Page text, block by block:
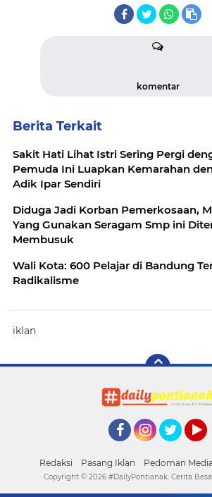
komentar
Berita Terkait
Sakit Hati Lihat Istri Sering Pergi
Pemuda Ini Luapkan Kemarahan
Adik Ipar Sendiri
Diduga Jadi Korban Pemerkosaan, Mayat
Yang Gunakan Seragam Smp ini
Membusuk
Wali Kota: 600 Pelajar di Bandung
Radikalisme
iklan
Redaksi Pasang Iklan Pedoman
Copyright © 2026 #DailyPontianak: Cerita